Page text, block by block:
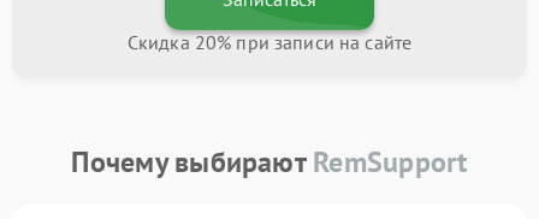
Скидка 20% при записи на сайте
Почему выбираютRemSupport